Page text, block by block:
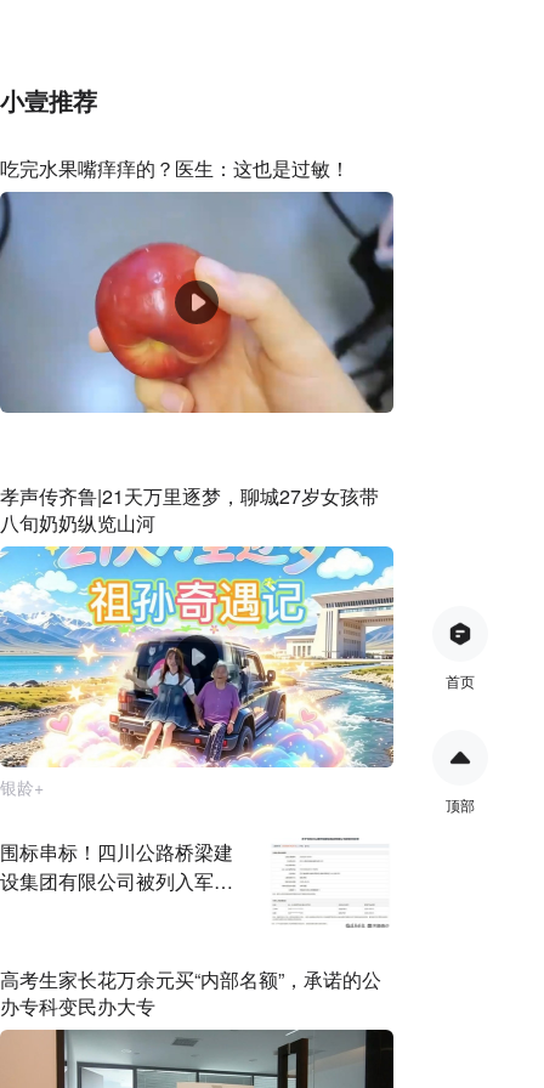
小壹推荐
吃完水果嘴痒痒的？医生：这也是过敏！
孝声传齐鲁|21天万里逐梦，聊城27岁女孩带
八旬奶奶纵览山河
银龄+
围标串标！四川公路桥梁建
设集团有限公司被列入军采
高考生家长花万余元买“内部名额”，承诺的公
办专科变民办大专
首页
顶部